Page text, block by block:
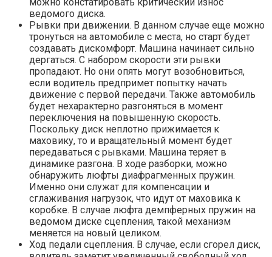
ведомого диска.
Рывки при движении. В данном случае еще можно
тронуться на автомобиле с места, но старт будет
создавать дискомфорт. Машина начинает сильно
дергаться. С набором скорости эти рывки
пропадают. Но они опять могут возобновиться,
если водитель предпримет попытку начать
движение с первой передачи. Также автомобиль
будет нехарактерно разгоняться в момент
переключения на повышенную скорость.
Поскольку диск неплотно прижимается к
маховику, то и вращательный момент будет
передаваться с рывками. Машина теряет в
динамике разгона. В ходе разборки, можно
обнаружить люфты диафрагменных пружин.
Именно они служат для компенсации и
сглаживания нагрузок, что идут от маховика к
коробке. В случае люфта демпферных пружин на
ведомом диске сцепления, такой механизм
меняется на новый целиком.
Ход педали сцепления. В случае, если сгорел диск,